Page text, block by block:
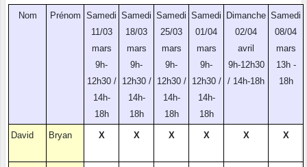
Nom Prénom Samedi
11/03
mars
9h-
12h30 /
14h-
18h
Samedi
18/03
mars
9h-
12h30 /
14h-
18h
Samedi
25/03
mars
9h-
12h30 /
14h-
18h
Samedi
01/04
mars
9h-
12h30 /
14h-
18h
Dimanche
02/04
avril
9h-12h30
/ 14h-18h
Samedi
08/04
mars
13h -
18h
David Bryan X X X X X X